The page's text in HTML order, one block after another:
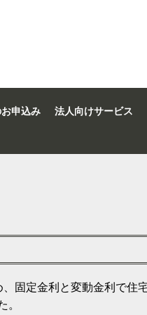
申込み
法人向けサービス
固定金利と変動金利で住
。